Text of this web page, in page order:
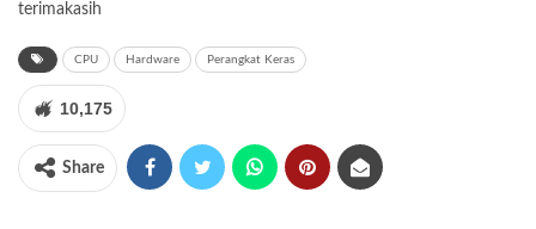
terimakasih
CPU Hardware Perangkat Keras
10,175
Share